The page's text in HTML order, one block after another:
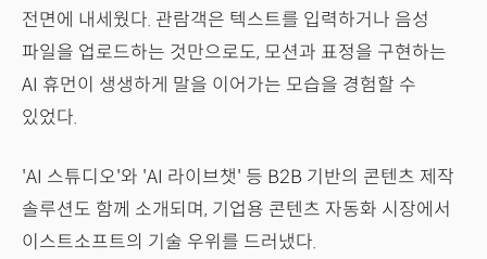
전면에 내세웠다. 관람객은 텍스트를 입력하거나 음성
파일을 업로드하는 것만으로도, 모션과 표정을 구현하는
AI 휴먼이 생생하게 말을 이어가는 모습을 경험할 수
있었다.
'AI 스튜디오'와 'AI 라이브챗' 등 B2B 기반의 콘텐츠 제작
솔루션도 함께 소개되며, 기업용 콘텐츠 자동화 시장에서
이스트소프트의 기술 우위를 드러냈다.